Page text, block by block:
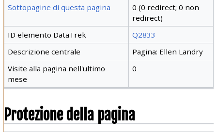
Sottopagine di questa pagina
0 (0 redirect; 0 non
redirect)
ID elemento DataTrek
Q2833
Descrizione centrale
Pagina: Ellen Landry
Visite alla pagina nell'ultimo
mese
0
Protezione della pagina